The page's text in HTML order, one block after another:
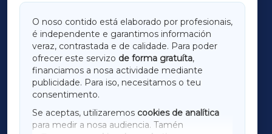
O noso contido está elaborado por profesionais,
é independente e garantimos información
veraz, contrastada e de calidade. Para poder
ofrecer este servizo de forma gratuíta,
financiamos a nosa actividade mediante
publicidade. Para iso, necesitamos o teu
consentimento.
Se aceptas, utilizaremos cookies de analítica
para medir a nosa audiencia. Tamén
LUGOXA
TERRACHAXA